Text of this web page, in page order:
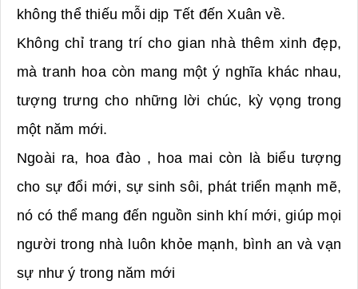
không thể thiếu mỗi dịp Tết đến Xuân về.
Không chỉ trang trí cho gian nhà thêm xinh đẹp,
mà tranh hoa còn mang một ý nghĩa khác nhau,
tượng trưng cho những lời chúc, kỳ vọng trong
một năm mới.
Ngoài ra, hoa đào , hoa mai còn là biểu tượng
cho sự đổi mới, sự sinh sôi, phát triển mạnh mẽ,
nó có thể mang đến nguồn sinh khí mới, giúp mọi
người trong nhà luôn khỏe mạnh, bình an và vạn
sự như ý trong năm mới